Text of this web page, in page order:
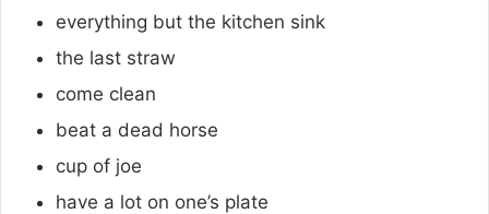
everything but the kitchen sink
the last straw
come clean
beat a dead horse
cup of joe
have a lot on one’s plate